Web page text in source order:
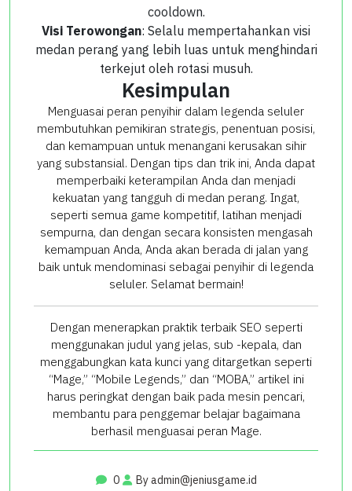
cooldown.
Visi Terowongan: Selalu mempertahankan visi
medan perang yang lebih luas untuk menghindari
terkejut oleh rotasi musuh.
Kesimpulan
Menguasai peran penyihir dalam legenda seluler
membutuhkan pemikiran strategis, penentuan posisi,
dan kemampuan untuk menangani kerusakan sihir
yang substansial. Dengan tips dan trik ini, Anda dapat
memperbaiki keterampilan Anda dan menjadi
kekuatan yang tangguh di medan perang. Ingat,
seperti semua game kompetitif, latihan menjadi
sempurna, dan dengan secara konsisten mengasah
kemampuan Anda, Anda akan berada di jalan yang
baik untuk mendominasi sebagai penyihir di legenda
seluler. Selamat bermain!
Dengan menerapkan praktik terbaik SEO seperti
menggunakan judul yang jelas, sub -kepala, dan
menggabungkan kata kunci yang ditargetkan seperti
“Mage,” “Mobile Legends,” dan “MOBA,” artikel ini
harus peringkat dengan baik pada mesin pencari,
membantu para penggemar belajar bagaimana
berhasil menguasai peran Mage.
0 Byadmin@jeniusgame.id